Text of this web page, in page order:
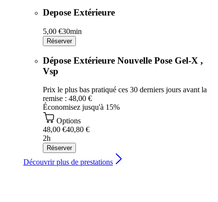
Depose Extérieure
5,00 €30min
Réserver
Dépose Extérieure Nouvelle Pose Gel-X ,
Vsp
Prix le plus bas pratiqué ces 30 derniers jours avant la
remise : 48,00 €
Économisez jusqu'à 15%
Options
48,00 €40,80 €
2h
Réserver
Découvrir plus de prestations